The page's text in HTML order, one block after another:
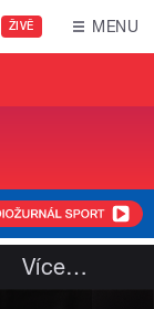
ŽIVĚ MENU
Více…